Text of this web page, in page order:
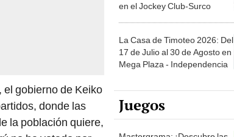
el gobierno de Keiko
donde las
la población quiere,
en el Jockey Club-Surco
La Casa de Timoteo 2026: Del
17 de Julio al 30 de Agosto en
Mega Plaza - Independencia
Juegos